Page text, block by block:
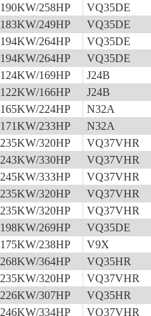
190KW/258HP
VQ35DE
183KW/249HP
VQ35DE
194KW/264HP
VQ35DE
194KW/264HP
VQ35DE
124KW/169HP J24B
122KW/166HP
J24B
165KW/224HP
N32A
171KW/233HP
N32A
235KW/320HP VQ37VHR
243KW/330HP
VQ37VHR
245KW/333HP
VQ37VHR
235KW/320HP
VQ37VHR
235KW/320HP
VQ37VHR
198KW/269HP
VQ35DE
175KW/238HP
V9X
268KW/364HP
VQ35HR
235KW/320HP
VQ37VHR
226KW/307HP VQ35HR
246KW/334HP
VQ37VHR